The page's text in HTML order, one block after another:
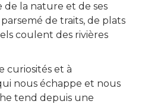
de la nature et de ses
de traits, de plats
coulent des rivières
curiosités et à
nous échappe et nous
tend depuis une